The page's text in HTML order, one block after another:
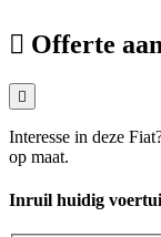
Offerte
Interesse in deze
op maat.
Inruil huidig